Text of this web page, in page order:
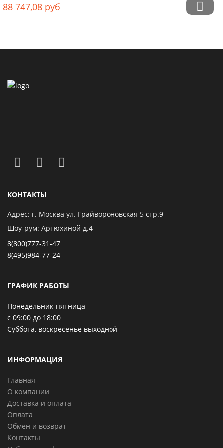
88 747,08 руб
КОНТАКТЫ
Адрес: г. Москва ул. Грайвороновская 5 стр.9
Шоу-рум: Артюхиной д.4
8(800)777-31-47
8(495)984-77-24
ГРАФИК РАБОТЫ
Понедельник-пятница
с 09:00 до 18:00
Суббота, воскресенье выходной
ИНФОРМАЦИЯ
Главная
О компании
Доставка и оплата
Оплата
Обмен и возврат
Контакты